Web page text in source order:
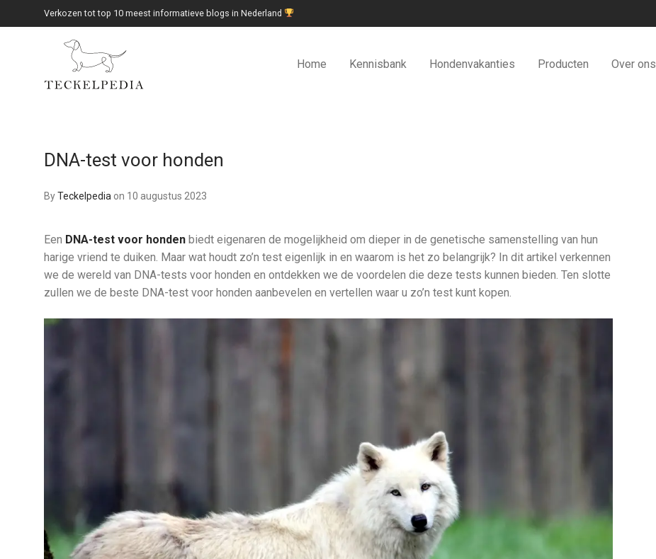
Verkozen tot top 10 meest informatieve blogs in Nederland
Home Kennisbank Hondenvakanties Producten Over ons
DNA-test voor honden
ByTeckelpedia on 10 augustus 2023
Een DNA-test voor honden biedt eigenaren de mogelijkheid om dieper in de genetische samenstelling van hun
harige vriend te duiken. Maar wat houdt zo’n test eigenlijk in en waarom is het zo belangrijk? In dit artikel verkennen
we de wereld van DNA-tests voor honden en ontdekken we de voordelen die deze tests kunnen bieden. Ten slotte
zullen we de beste DNA-test voor honden aanbevelen en vertellen waar u zo’n test kunt kopen.